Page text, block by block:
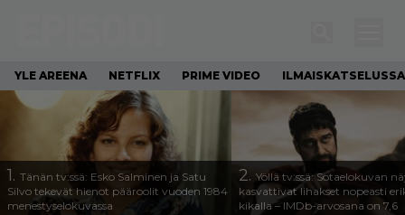
YLE AREENA NETFLIX PRIME VIDEO ILMAISKATSELUSSA
1. Tänän tv:ssä: Esko Salminen ja Satu
Silvo tekevät hienot pääroolit vuoden 1984
menestyselokuvassa
2. Yöllä tv:ssä: Sotaelokuvan
kasvattivat lihakset nopeasti
kikalla – IMDb-arvosana on 7,6